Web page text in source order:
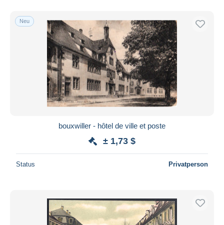
Neu
bouxwiller - hôtel de ville et poste
± 1,73 $
Status Privatperson